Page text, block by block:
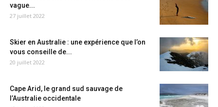
vague...
27 juillet 2022
Skier en Australie : une expérience que l’on
vous conseille de...
20 juillet 2022
Cape Arid, le grand sud sauvage de
l’Australie occidentale